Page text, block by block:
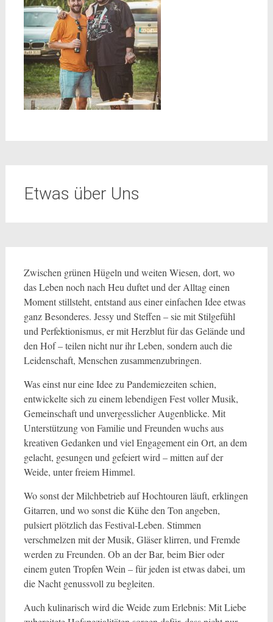
Etwas über Uns
Zwischen grünen Hügeln und weiten Wiesen, dort, wo
das Leben noch nach Heu duftet und der Alltag einen
Moment stillsteht, entstand aus einer einfachen Idee etwas
ganz Besonderes. Jessy und Steffen – sie mit Stilgefühl
und Perfektionismus, er mit Herzblut für das Gelände und
den Hof – teilen nicht nur ihr Leben, sondern auch die
Leidenschaft, Menschen zusammenzubringen.
Was einst nur eine Idee zu Pandemiezeiten schien,
entwickelte sich zu einem lebendigen Fest voller Musik,
Gemeinschaft und unvergesslicher Augenblicke. Mit
Unterstützung von Familie und Freunden wuchs aus
kreativen Gedanken und viel Engagement ein Ort, an dem
gelacht, gesungen und gefeiert wird – mitten auf der
Weide, unter freiem Himmel.
Wo sonst der Milchbetrieb auf Hochtouren läuft, erklingen
Gitarren, und wo sonst die Kühe den Ton angeben,
pulsiert plötzlich das Festival-Leben. Stimmen
verschmelzen mit der Musik, Gläser klirren, und Fremde
werden zu Freunden. Ob an der Bar, beim Bier oder
einem guten Tropfen Wein – für jeden ist etwas dabei, um
die Nacht genussvoll zu begleiten.
Auch kulinarisch wird die Weide zum Erlebnis: Mit Liebe